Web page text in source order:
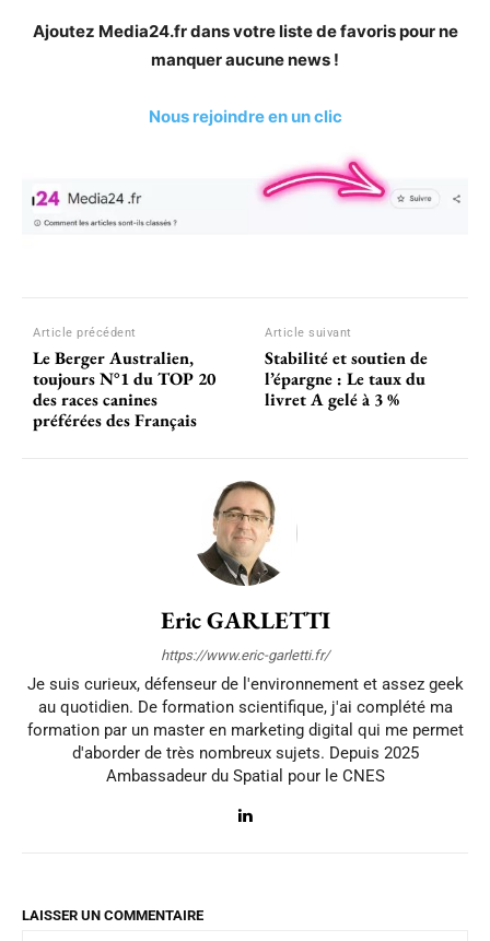
Ajoutez Media24.fr dans votre liste de favoris pour ne
manquer aucune news !
Nous rejoindre en un clic
Article précédent
Le Berger Australien,
toujours N°1 du TOP 20
des races canines
préférées des Français
Article suivant
Stabilité et soutien de
l’épargne : Le taux du
livret A gelé à 3 %
Eric GARLETTI
https://www.eric-garletti.fr/
Je suis curieux, défenseur de l'environnement et assez geek
au quotidien. De formation scientifique, j'ai complété ma
formation par un master en marketing digital qui me permet
d'aborder de très nombreux sujets. Depuis 2025
Ambassadeur du Spatial pour le CNES
LAISSER UN COMMENTAIRE